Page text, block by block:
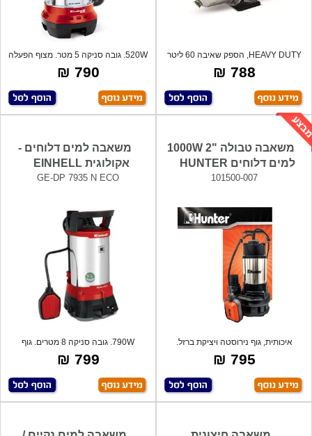
HEAVY DUTY, הספק שאיבה 60 ליטר
בדקה, גוף
788 ₪
520W. גובה סניקה 5 מטר. מצוף הפעלה
אוטומ
790 ₪
משאבה טבולה "2 1000W
למים דלוחים HUNTER
101500-007
איכותית, גוף נירוסטה ויציקת ברזל.
מקסימו
795 ₪
משאבה למים דלוחים -
אקולוגית EINHELL
GE-DP 7935 N ECO
790W. גובה סניקה 8 מטרים. גוף
אלומיניום.
799 ₪